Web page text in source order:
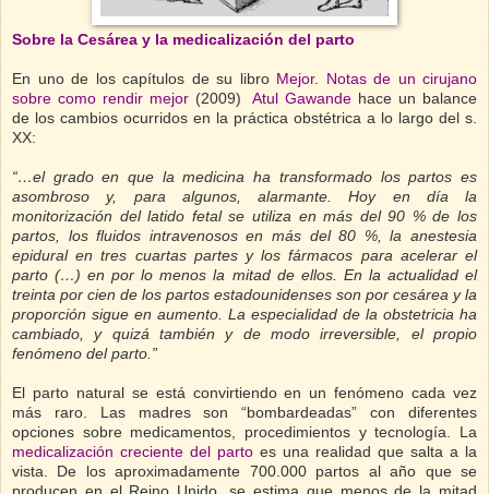
Sobre la Cesárea y la medicalización del parto
En uno de los capítulos de su libro Mejor. Notas de un cirujano
sobre como rendir mejor (2009)Atul Gawande hace un balance
de los cambios ocurridos en la práctica obstétrica a lo largo del s.
XX:
“…el grado en que la medicina ha transformado los partos es
asombroso y, para algunos, alarmante. Hoy en día la
monitorización del latido fetal se utiliza en más del 90 % de los
partos, los fluidos intravenosos en más del 80 %, la anestesia
epidural en tres cuartas partes y los fármacos para acelerar el
parto (…) en por lo menos la mitad de ellos. En la actualidad el
treinta por cien de los partos estadounidenses son por cesárea y la
proporción sigue en aumento. La especialidad de la obstetricia ha
cambiado, y quizá también y de modo irreversible, el propio
fenómeno del parto.”
El parto natural se está convirtiendo en un fenómeno cada vez
más raro. Las madres son “bombardeadas” con diferentes
opciones sobre medicamentos, procedimientos y tecnología. La
medicalización creciente del parto es una realidad que salta a la
vista. De los aproximadamente 700.000 partos al año que se